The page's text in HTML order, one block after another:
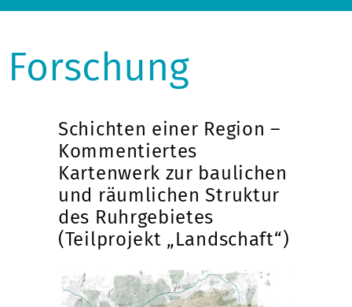
Forschung
Schichten einer Region –
Kommentiertes
Kartenwerk zur baulichen
und räumlichen Struktur
des Ruhrgebietes
(Teilprojekt „Landschaft“)